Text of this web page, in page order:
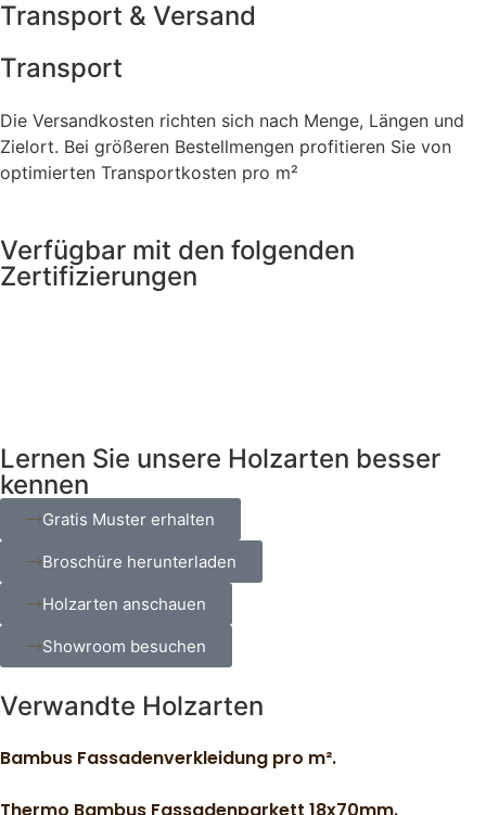
Transport & Versand
Transport
Die Versandkosten richten sich nach Menge, Längen und
Zielort. Bei größeren Bestellmengen profitieren Sie von
optimierten Transportkosten pro m²
Verfügbar mit den folgenden
Zertifizierungen
Lernen Sie unsere Holzarten besser
kennen
Gratis Muster erhalten
Broschüre herunterladen
Holzarten anschauen
Showroom besuchen
Verwandte Holzarten
Bambus Fassadenverkleidung pro m².